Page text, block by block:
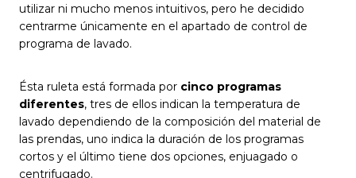
utilizar ni mucho menos intuitivos, pero he decidido
centrarme únicamente en el apartado de control de
programa de lavado.
Ésta ruleta está formada por cinco programas
diferentes, tres de ellos indican la temperatura de
lavado dependiendo de la composición del material de
las prendas, uno indica la duración de los programas
cortos y el último tiene dos opciones, enjuagado o
centrifugado.